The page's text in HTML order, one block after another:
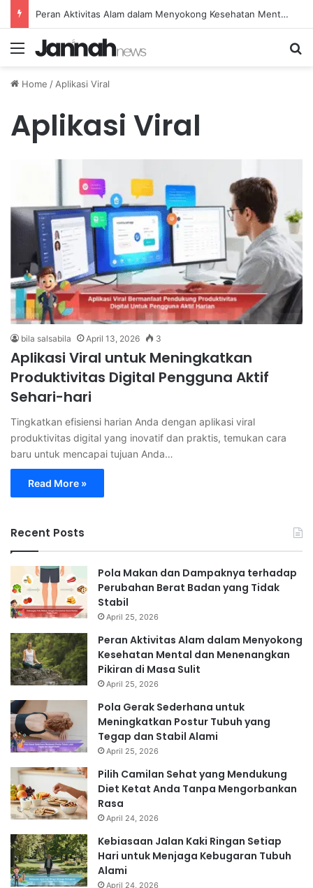
Peran Aktivitas Alam dalam Menyokong Kesehatan Mental dan Menenangkan Pikiran di Masa Sulit
Menu
Home / Aplikasi Viral
Aplikasi Viral
bila salsabila April 13, 2026 3
Aplikasi Viral untuk Meningkatkan
Produktivitas Digital Pengguna Aktif
Sehari-hari
Tingkatkan efisiensi harian Anda dengan aplikasi viral
produktivitas digital yang inovatif dan praktis, temukan cara
baru untuk mencapai tujuan Anda…
Read More »
Recent Posts
Pola Makan dan Dampaknya terhadap
Perubahan Berat Badan yang Tidak
Stabil
April 25, 2026
Peran Aktivitas Alam dalam Menyokong
Kesehatan Mental dan Menenangkan
Pikiran di Masa Sulit
April 25, 2026
Pola Gerak Sederhana untuk
Meningkatkan Postur Tubuh yang
Tegap dan Stabil Alami
April 25, 2026
Pilih Camilan Sehat yang Mendukung
Diet Ketat Anda Tanpa Mengorbankan
Rasa
April 24, 2026
Kebiasaan Jalan Kaki Ringan Setiap
Hari untuk Menjaga Kebugaran Tubuh
Alami
April 24, 2026